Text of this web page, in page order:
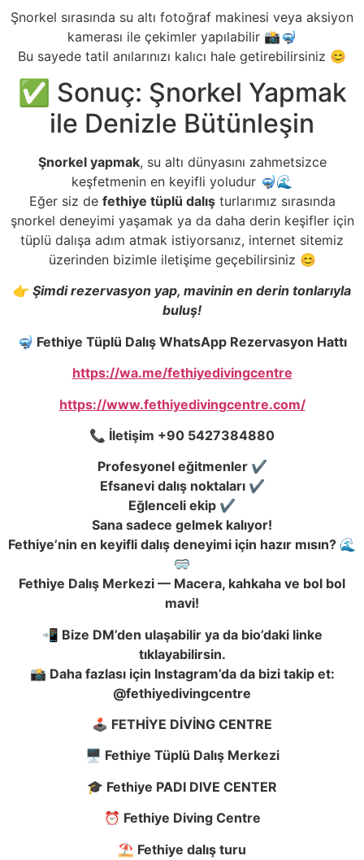
Şnorkel sırasında su altı fotoğraf makinesi veya aksiyon
kamerası ile çekimler yapılabilir 📸🤿
Bu sayede tatil anılarınızı kalıcı hale getirebilirsiniz 😊
✅ Sonuç: Şnorkel Yapmak
ile Denizle Bütünleşin
Şnorkel yapmak, su altı dünyasını zahmetsizce
keşfetmenin en keyifli yoludur 🤿🌊
Eğer siz de fethiye tüplü dalışturlarımız sırasında
şnorkel deneyimi yaşamak ya da daha derin keşifler için
tüplü dalışa adım atmak istiyorsanız, internet sitemiz
üzerinden bizimle iletişime geçebilirsiniz 😊
👉 Şimdi rezervasyon yap, mavinin en derin tonlarıyla
buluş!
🤿 Fethiye Tüplü Dalış WhatsApp Rezervasyon Hattı
https://wa.me/fethiyedivingcentre
https://www.fethiyedivingcentre.com/
📞 İletişim +90 5427384880
Profesyonel eğitmenler ✔️
Efsanevi dalışnoktaları ✔️
Eğlenceli ekip ✔️
Sana sadece gelmek kalıyor!
Fethiye’nin en keyifli dalış deneyimi için hazır mısın? 🌊
🥽
Fethiye Dalış Merkezi — Macera, kahkaha ve bol bol
mavi!
📲 Bize DM’den ulaşabilir ya da bio’daki linke
tıklayabilirsin.
📸 Daha fazlası için Instagram’da da bizi takip et:
@fethiyedivingcentre
🕹️ FETHİYE DİVİNG CENTRE
🖥️ Fethiye Tüplü DalışMerkezi
🎓 Fethiye PADI DIVE CENTER
⏰ Fethiye Diving Centre
⛱️ Fethiye dalış turu